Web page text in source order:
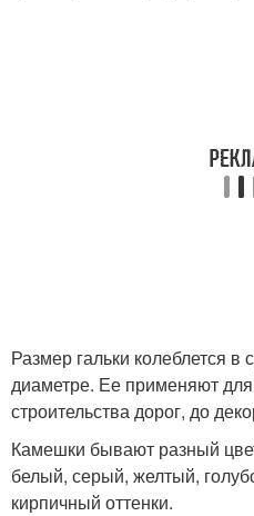
гальки
Размер гальки колеблется
диаметре. Ее применяют
строительства дорог, до
Камешки бывают разный
белый, серый, желтый,
кирпичный оттенки.